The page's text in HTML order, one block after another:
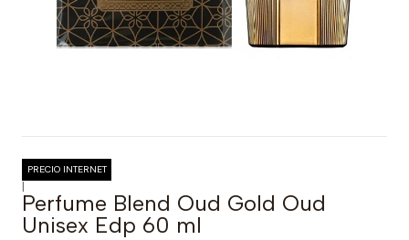
PRECIO INTERNET
|
Perfume Blend Oud Gold Oud
Unisex Edp 60 ml